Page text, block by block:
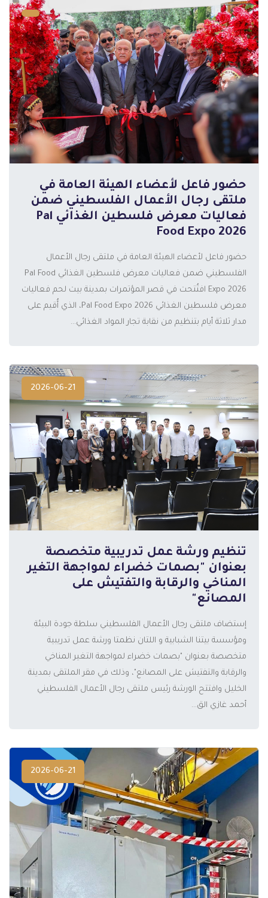
حضور فاعل لأعضاء الهيئة العامة في
ملتقى رجال الأعمال الفلسطيني ضمن
فعاليات معرض فلسطين الغذائي Pal
Food Expo 2026
حضور فاعل لأعضاء الهيئة العامة في ملتقى رجال الأعمال
الفلسطيني ضمن فعاليات معرض فلسطين الغذائي Pal Food
Expo 2026 افتُتحت في قصر المؤتمرات بمدينة بيت لحم فعاليات
معرض فلسطين الغذائي Pal Food Expo 2026، الذي أُقيم على
مدار ثلاثة أيام بتنظيم من نقابة تجار المواد الغذائي...
2026-06-21
تنظيم ورشة عمل تدريبية متخصصة
بعنوان "بصمات خضراء لمواجهة التغير
المناخي والرقابة والتفتيش على
المصانع"
إستضاف ملتقى رجال الأعمال الفلسطيني سلطة جودة البيئة
ومؤسسة بيتنا الشبابية و اللتان نظمتا ورشة عمل تدريبية
متخصصة بعنوان "بصمات خضراء لمواجهة التغير المناخي
والرقابة والتفتيش على المصانع"، وذلك في مقر الملتقى بمدينة
الخليل وافتتح الورشة رئيس ملتقى رجال الأعمال الفلسطيني
أحمد غازي الق...
2026-06-21